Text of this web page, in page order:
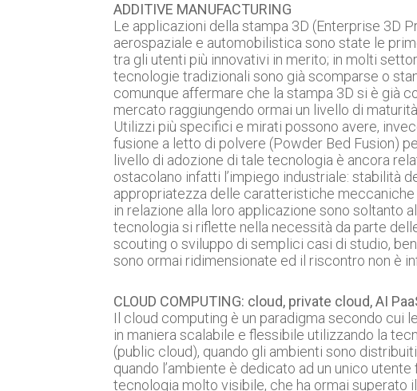
ADDITIVE MANUFACTURING
Le applicazioni della stampa 3D (Enterprise 3D
aerospaziale e automobilistica sono state le
tra gli utenti più innovativi in merito; in molti
tecnologie tradizionali sono già scomparse o
comunque affermare che la stampa 3D si è già
mercato raggiungendo ormai un livello di
Utilizzi più specifici e mirati possono avere,
fusione a letto di polvere (Powder Bed Fusion)
livello di adozione di tale tecnologia è ancora
ostacolano infatti l’impiego industriale: stabilità
appropriatezza delle caratteristiche
in relazione alla loro applicazione sono soltanto
tecnologia si riflette nella necessità da parte
scouting o sviluppo di semplici casi di studio,
sono ormai ridimensionate ed il riscontro non è
CLOUD COMPUTING: cloud, private cloud, AI
Il cloud computing è un paradigma secondo cui
in maniera scalabile e flessibile utilizzando la
(public cloud), quando gli ambienti sono
quando l’ambiente è dedicato ad un unico
tecnologia molto visibile, che ha ormai superato